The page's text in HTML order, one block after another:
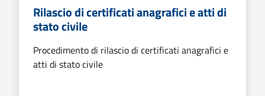
Rilascio di certificati anagrafici e atti di
stato civile
Procedimento di rilascio di certificati anagrafici e
atti di stato civile